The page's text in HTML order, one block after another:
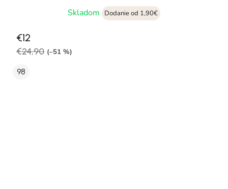
Skladom Dodanie od 1,90€
€12
€24,90 (–51 %)
98